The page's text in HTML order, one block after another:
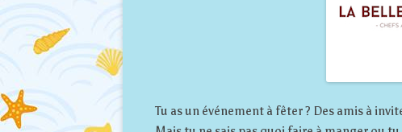
Tu as un événement à fêter ? Des amis à